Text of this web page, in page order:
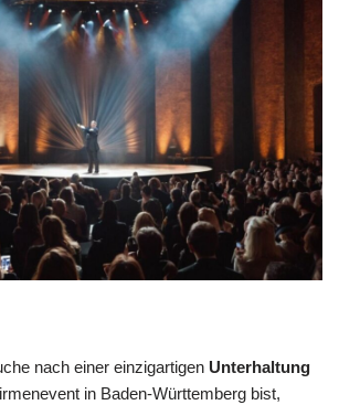
nach einer einzigartigen Unterhaltung
in Baden-Württemberg bist,